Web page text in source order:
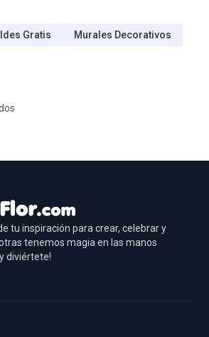
Gratis Murales Decorativos
tu inspiración para crear, celebrar y
tenemos magia en las manos
diviértete!